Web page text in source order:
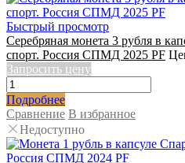
Быстрый просмотр
Серебряная монета 3 рубля в
спорт. Россия СПМД 2025 PF
Запросить цену
Подробнее
Сравнение В избранное
Недоступно